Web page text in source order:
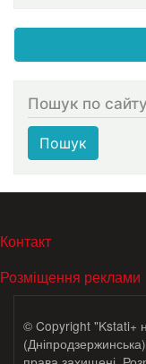
Пошук по сайту
Пошук
МЕНЮ В ПОДВАЛЕ
Контакт
Розміщення реклами
© Copyright "Kstati+